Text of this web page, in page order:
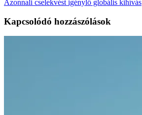
Azonnali cselekvést igénylő globális kihívás
Kapcsolódó hozzászólások